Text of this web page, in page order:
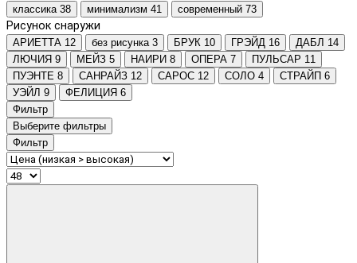
классика 38 минимализм 41 современный 73
Рисунок снаружи
АРИЕТТА 12 без рисунка 3 БРУК 10 ГРЭЙД 16 ДАБЛ 14
ЛЮЧИЯ 9 МЕЙЗ 5 НАИРИ 8 ОПЕРА 7 ПУЛЬСАР 11
ПУЭНТЕ 8 САНРАЙЗ 12 САРОС 12 СОЛО 4 СТРАЙП 6
УЭЙЛ 9 ФЕЛИЦИЯ 6
Фильтр
Выберите фильтры
Фильтр